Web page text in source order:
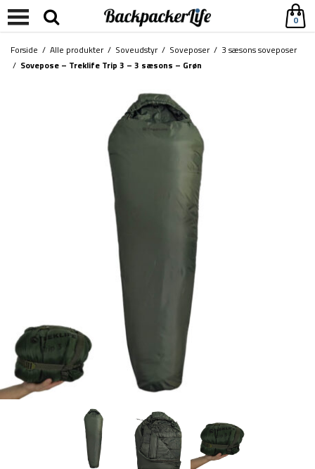
0
Forside / Alle produkter/ Soveudstyr/ Soveposer/ 3 sæsons soveposer
/ Sovepose – Treklife Trip 3 – 3 sæsons – Grøn